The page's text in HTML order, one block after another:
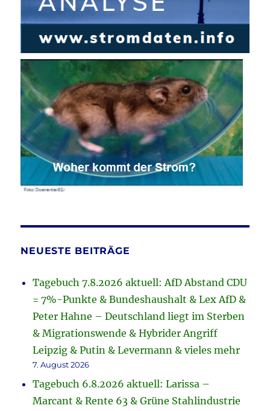
NEUESTE BEITRÄGE
Tagebuch 7.8.2026 aktuell: AfD Abstand CDU
= 7%-Punkte & Bundeshaushalt & Lex AfD &
Peter Hahne – Deutschland liegt im Sterben
& Migrationswende & Hybrider Angriff
Leipzig & Putin & Levermann & vieles mehr
7. August 2026
Tagebuch 6.8.2026 aktuell: Larissa –
Marcant & Rente 63 & Grüne Stahlindustrie